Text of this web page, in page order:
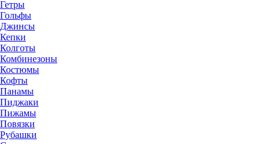
Гетры
Гольфы
Джинсы
Кепки
Колготы
Комбинезоны
Костюмы
Кофты
Панамы
Пиджаки
Пижамы
Повязки
Рубашки